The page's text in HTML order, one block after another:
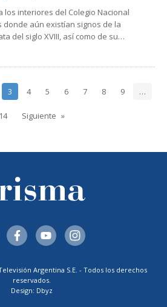
los interiores del Colegio Nacional
donde aún existían signos de la
del siglo XVIII, así como de su…
3 4 5 6 7 8 9 …
14 Siguiente
Argentina S.E. - Todos los derechos
reservados.
Design: Dbyz